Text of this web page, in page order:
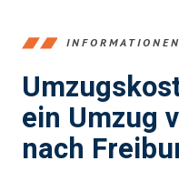
INFORMATIONEN
ein Umzug
nach